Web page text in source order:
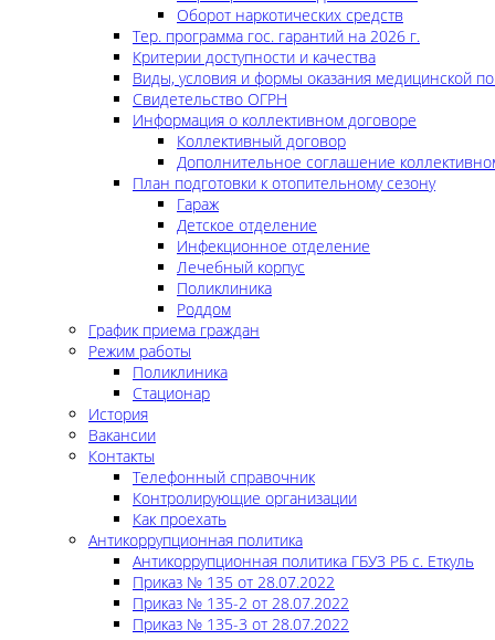
Оборот наркотических средств
Тер. программа гос. гарантий на 2026 г.
Критерии доступности и качества
Виды, условия и формы оказания медицинской
Свидетельство ОГРН
Информация о коллективном договоре
Коллективный договор
Дополнительное соглашение
План подготовки к отопительному сезону
Гараж
Детское отделение
Инфекционное отделение
Лечебный корпус
Поликлиника
Роддом
График приема граждан
Режим работы
Поликлиника
Стационар
История
Вакансии
Контакты
Телефонный справочник
Контролирующие организации
Как проехать
Антикоррупционная политика
Антикоррупционная политика ГБУЗ РБ с. Еткуль
Приказ № 135 от 28.07.2022
Приказ № 135-2 от 28.07.2022
Приказ № 135-3 от 28.07.2022